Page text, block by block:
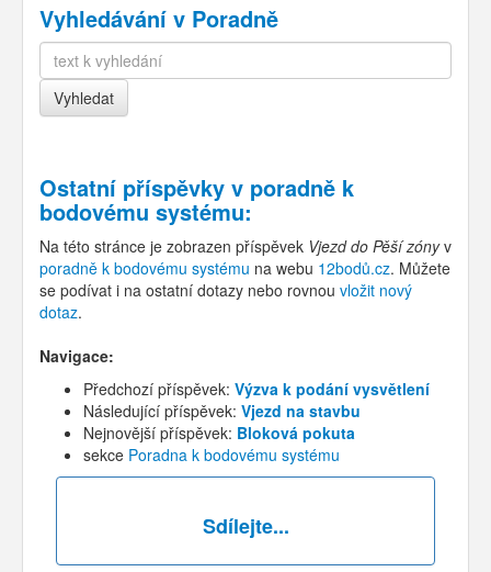
Vyhledávání v Poradně
Ostatní příspěvky v poradně k
bodovému systému:
Na této stránce je zobrazen příspěvek Vjezd do Pěší zónyv
poradně k bodovému systému na webu 12bodů.cz. Můžete
se podívat i na ostatní dotazy nebo rovnou vložit nový
dotaz.
Navigace:
Předchozí příspěvek: Výzva k podání vysvětlení
Následující příspěvek: Vjezd na stavbu
Nejnovější příspěvek: Bloková pokuta
sekce Poradna k bodovému systému
Sdílejte...